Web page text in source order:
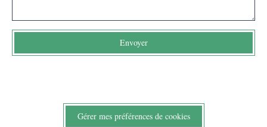
Envoyer
Gérer mes préférences de cookies